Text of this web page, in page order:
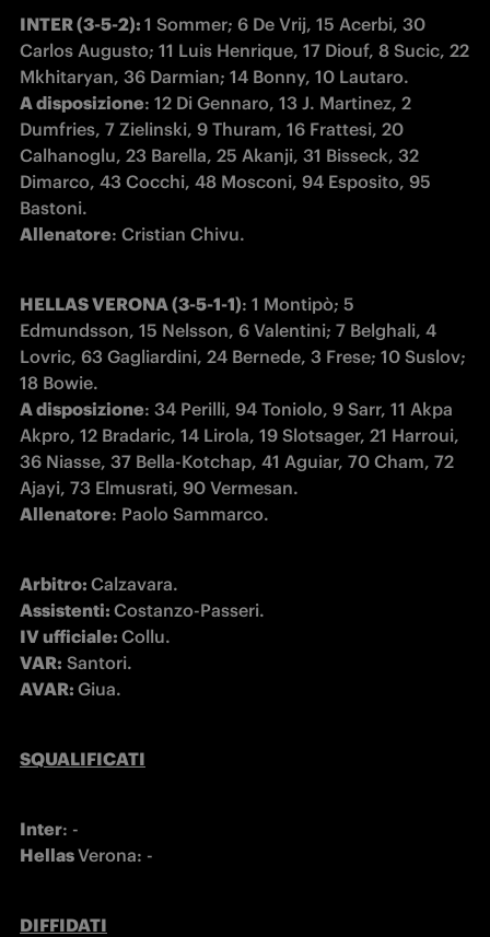
INTER (3-5-2): 1 Sommer; 6 De Vrij, 15 Acerbi, 30
Carlos Augusto; 11 Luis Henrique, 17 Diouf, 8 Sucic, 22
A disposizione: 12 Di Gennaro, 13 J. Martinez, 2
Dumfries, 7 Zielinski, 9 Thuram, 16 Frattesi, 20
Calhanoglu, 23 Barella, 25 Akanji, 31 Bisseck, 32
Dimarco, 43 Cocchi, 48 Mosconi, 94 Esposito, 95
Allenatore: Cristian Chivu.
HELLAS VERONA (3-5-1-1): 1 Montipò; 5
Edmundsson, 15 Nelsson, 6 Valentini; 7 Belghali, 4
Lovric, 63 Gagliardini, 24 Bernede, 3 Frese; 10 Suslov;
A disposizione: 34 Perilli, 94 Toniolo, 9 Sarr, 11 Akpa
Akpro, 12 Bradaric, 14 Lirola, 19 Slotsager, 21 Harroui,
36 Niasse, 37 Bella-Kotchap, 41 Aguiar, 70 Cham, 72
Allenatore: Paolo Sammarco.
Arbitro:
Assistenti:
IV ufficiale:
VAR:
AVAR: Giua.
SQUALIFICATI
Inter
Hellas Verona: -
DIFFIDATI